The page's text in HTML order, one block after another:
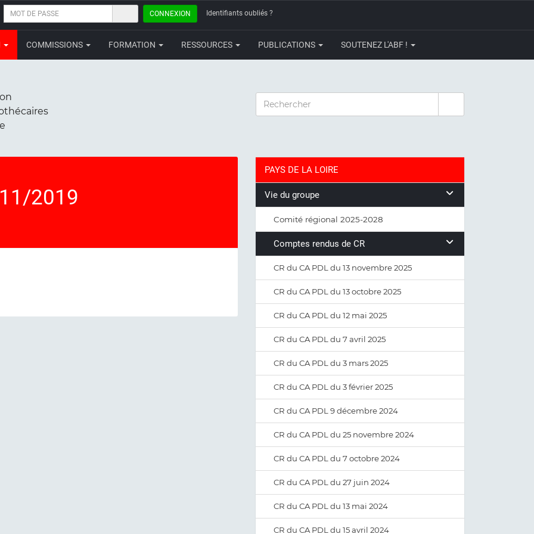
MOT
PASSE
CONNEXION Identifiants oubliés ?
COMMISSIONS FORMATION RESSOURCES PUBLICATIONS SOUTENEZ L'ABF !
RECHERCHER
2019
PAYS DE LA LOIRE
Vie du groupe
Comité régional 2025-2028
Comptes rendus de CR
CR du CA PDL du 13 novembre 2025
CR du CA PDL du 13 octobre 2025
CR du CA PDL du 12 mai 2025
CR du CA PDL du 7 avril 2025
CR du CA PDL du 3 mars 2025
CR du CA PDL du 3 février 2025
CR du CA PDL 9 décembre 2024
CR du CA PDL du 25 novembre 2024
CR du CA PDL du 7 octobre 2024
CR du CA PDL du 27 juin 2024
CR du CA PDL du 13 mai 2024
CR du CA PDL du 15 avril 2024